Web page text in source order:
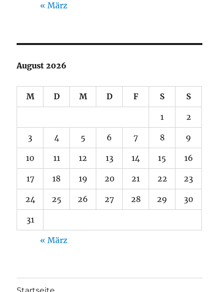
« März
August 2026
M D M D F S S
1 2
3 4 5 6 7 8 9
10 11 12 13 14 15 16
17 18 19 20 21 22 23
24 25 26 27 28 29 30
31
« März
Startseite